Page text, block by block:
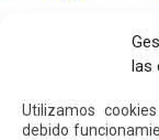
las
Utilizamos
debido
No hay